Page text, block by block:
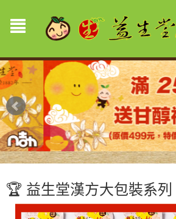
🏆 益生堂漢方大包裝系列